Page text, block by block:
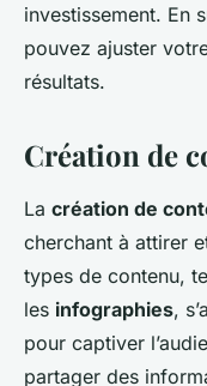
investissement. En
pouvez ajuster
résultats.
Création de
La création de
cherchant à attirer
types de contenu,
les infographies,
pour captiver
partager des